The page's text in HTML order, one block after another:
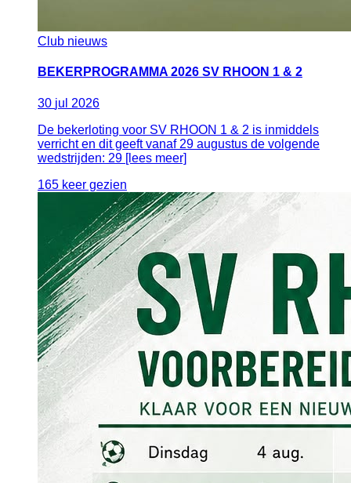
Club nieuws
BEKERPROGRAMMA 2026 SV RHOON 1 & 2
30 jul 2026
De bekerloting voor SV RHOON 1 & 2 is inmiddels
verricht en dit geeft vanaf 29 augustus de volgende
wedstrijden: 29 [lees meer]
165 keer gezien